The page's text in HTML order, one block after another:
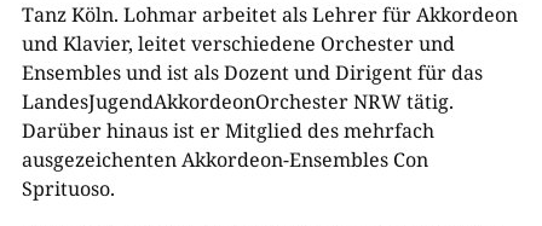
Tanz Köln. Lohmar arbeitet als Lehrer für Akkordeon
und Klavier, leitet verschiedene Orchester und
Ensembles und ist als Dozent und Dirigent für das
LandesJugendAkkordeonOrchester NRW tätig.
Darüber hinaus ist er Mitglied des mehrfach
ausgezeichenten Akkordeon-Ensembles Con
Sprituoso.